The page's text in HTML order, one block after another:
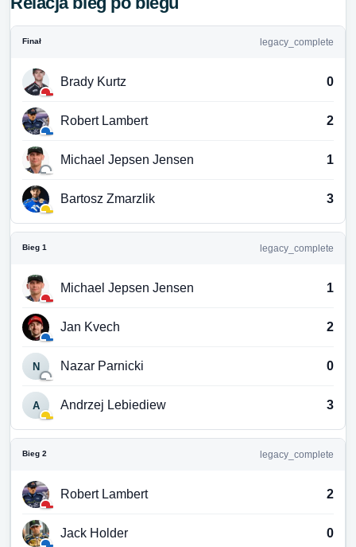
Finał legacy_complete
Brady Kurtz 0
Robert Lambert 2
Michael Jepsen Jensen 1
Bartosz Zmarzlik 3
Bieg 1 legacy_complete
Michael Jepsen Jensen 1
Jan Kvech 2
N Nazar Parnicki 0
A Andrzej Lebiediew 3
Bieg 2 legacy_complete
Robert Lambert 2
Jack Holder 0